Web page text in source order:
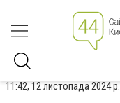
11:42, 12 листопада 2024 р.